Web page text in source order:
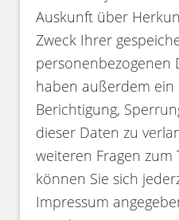
Auskunft über
Zweck Ihrer
personenbezogenen
haben außerdem ein
Berichtigung,
dieser Daten zu
weiteren Fragen
können Sie sich
Impressum